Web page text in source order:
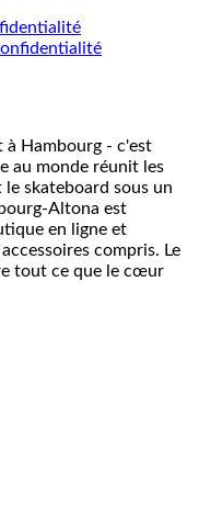
à Hambourg - c'est
au monde réunit les
skateboard sous un
Altona est
en ligne et
compris. Le
tout ce que le cœur